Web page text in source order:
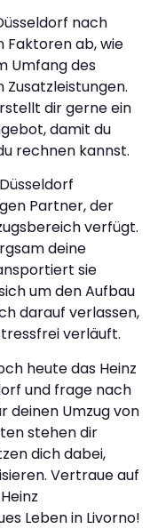
nach
Faktoren ab, wie
Umfang des
Zusatzleistungen.
dir gerne ein
damit du
rechnen kannst.
Partner, der
verfügt.
deine
sie
um den Aufbau
darauf verlassen,
verläuft.
heute das Heinz
und frage nach
deinen Umzug von
stehen dir
dich dabei,
Vertraue auf
Leben in Livorno!